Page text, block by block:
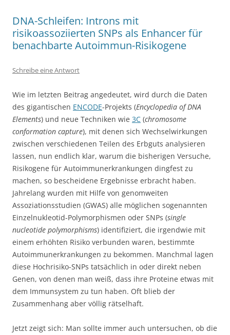
DNA-Schleifen: Introns mit
risikoassoziierten SNPs als Enhancer für
benachbarte Autoimmun-Risikogene
Schreibe eine Antwort
Wie im letzten Beitrag angedeutet, wird durch die Daten
des gigantischen ENCODE-Projekts (Encyclopedia of DNA
Elements) und neue Techniken wie 3C (chromosome
conformation capture), mit denen sich Wechselwirkungen
zwischen verschiedenen Teilen des Erbguts analysieren
lassen, nun endlich klar, warum die bisherigen Versuche,
Risikogene für Autoimmunerkrankungen dingfest zu
machen, so bescheidene Ergebnisse erbracht haben.
Jahrelang wurden mit Hilfe von genomweiten
Assoziationsstudien (GWAS) alle möglichen sogenannten
Einzelnukleotid-Polymorphismen oder SNPs (single
nucleotide polymorphisms) identifiziert, die irgendwie mit
einem erhöhten Risiko verbunden waren, bestimmte
Autoimmunerkrankungen zu bekommen. Manchmal lagen
diese Hochrisiko-SNPs tatsächlich in oder direkt neben
Genen, von denen man weiß, dass ihre Proteine etwas mit
dem Immunsystem zu tun haben. Oft blieb der
Zusammenhang aber völlig rätselhaft.
Jetzt zeigt sich: Man sollte immer auch untersuchen, ob die